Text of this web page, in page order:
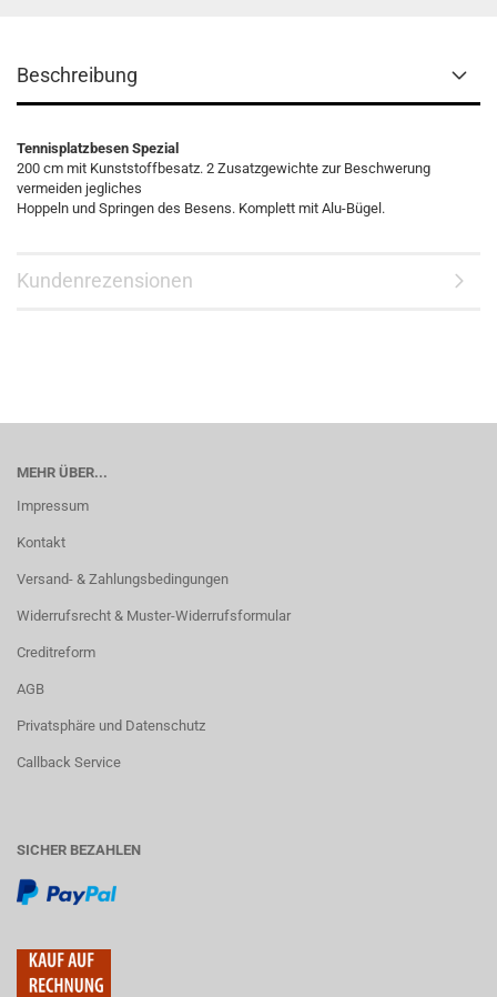
Beschreibung
Tennisplatzbesen Spezial
200 cm mit Kunststoffbesatz. 2 Zusatzgewichte zur Beschwerung
vermeiden jegliches
Hoppeln und Springen des Besens. Komplett mit Alu-Bügel.
Kundenrezensionen
MEHR ÜBER...
Impressum
Kontakt
Versand- & Zahlungsbedingungen
Widerrufsrecht & Muster-Widerrufsformular
Creditreform
AGB
Privatsphäre und Datenschutz
Callback Service
SICHER BEZAHLEN